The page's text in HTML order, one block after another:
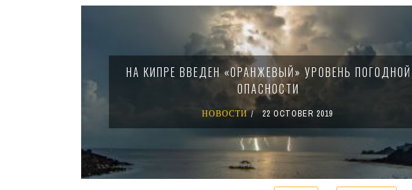
НА КИПРЕ ВВЕДЕН «ОРАНЖЕВЫЙ» УРОВЕНЬ ПОГОДНОЙ
ОПАСНОСТИ
НОВОСТИ 22 OCTOBER 2019